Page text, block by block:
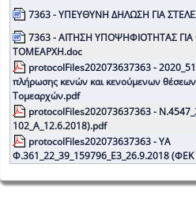
7363 - YΠΕΥΘΥΝΗ ΔΗΛΩΣΗ ΓΙΑ
7363 - ΑΙΤΗΣΗ ΥΠΟΨΗΦΙΟΤΗΤΑΣ
ΤΟΜΕΑΡΧΗ.doc
protocolFiles202073637363 -
πλήρωσης κενών και κενούμενων
Τομεαρχών.pdf
protocolFiles202073637363 -
102_Α_12.6.2018).pdf
protocolFiles202073637363 - ΥΑ
Φ.361_22_39_159796_Ε3_26.9.2018